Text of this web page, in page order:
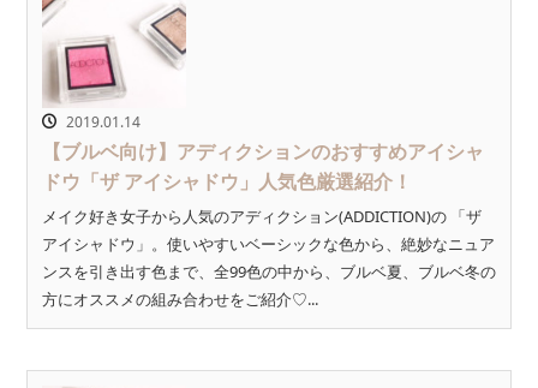
2019.01.14
【ブルベ向け】アディクションのおすすめアイシャ
ドウ「ザ アイシャドウ」人気色厳選紹介！
メイク好き女子から人気のアディクション(ADDICTION)の 「ザ
アイシャドウ」。使いやすいベーシックな色から、絶妙なニュア
ンスを引き出す色まで、全99色の中から、ブルベ夏、ブルベ冬の
方にオススメの組み合わせをご紹介♡...